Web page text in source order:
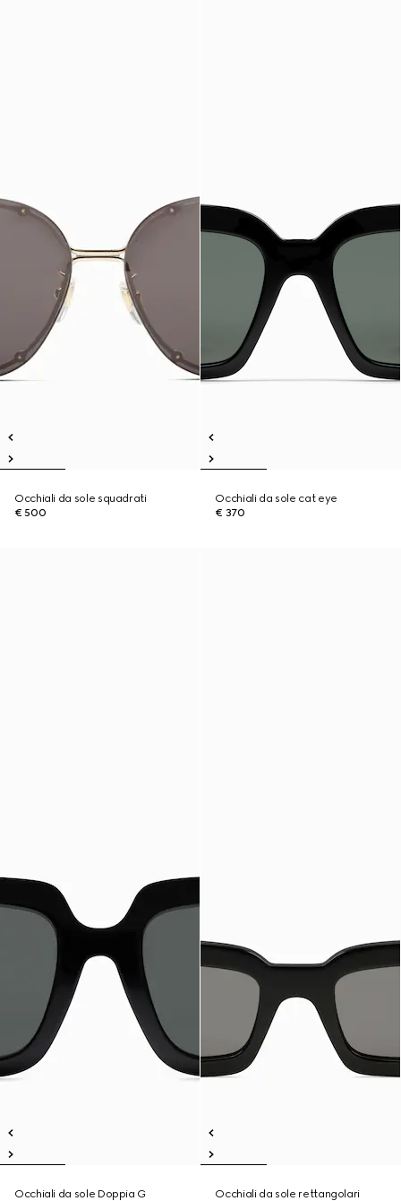
Occhiali da sole squadrati
€ 500
Occhiali da sole cat eye
€ 370
Occhiali da sole Doppia G
Occhiali da sole rettangolari